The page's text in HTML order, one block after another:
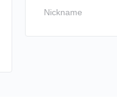
Nickname